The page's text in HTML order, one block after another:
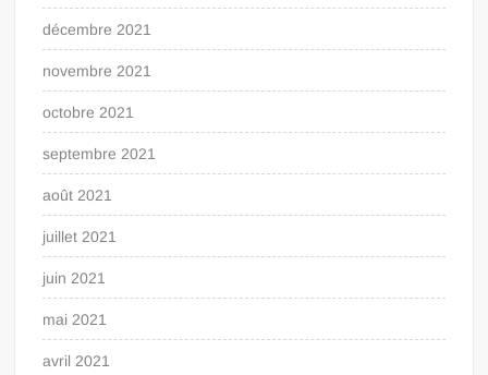
décembre 2021
novembre 2021
octobre 2021
septembre 2021
août 2021
juillet 2021
juin 2021
mai 2021
avril 2021